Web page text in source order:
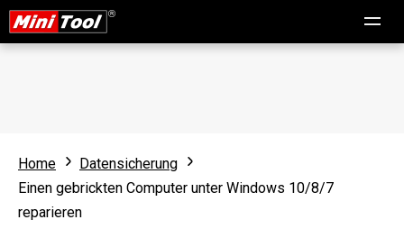
Home
Datensicherung
Einen gebrickten Computer unter Windows 10/8/7
reparieren